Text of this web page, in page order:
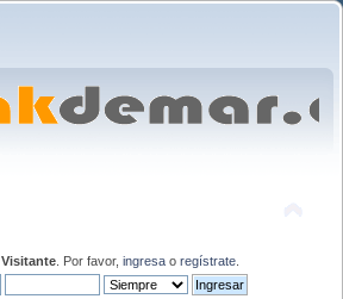
Visitante. Por favor, ingresao regístrate.